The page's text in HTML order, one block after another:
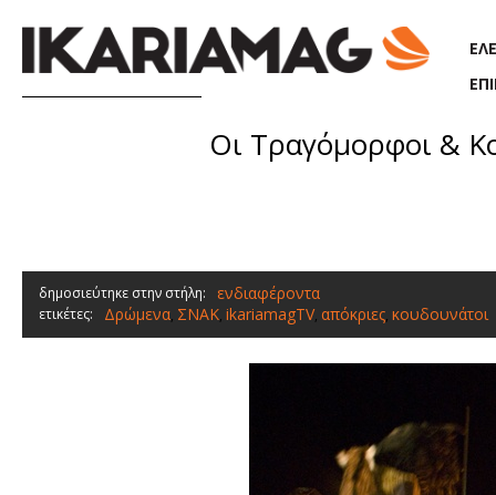
Οι Τραγόμορφοι &
δημοσιεύτηκε στην στήλη: ενδιαφέροντα
ετικέτες: Δρώμενα, ΣΝΑΚ, ikariamagTV, απόκριες, κουδουνάτοι